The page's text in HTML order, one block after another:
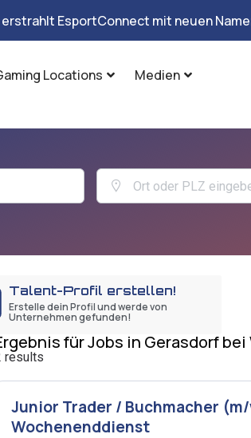
erstrahlt EsportConnect mit neuen
Locations Medien
Talent-Profil erstellen!
Erstelle dein Profil und werde von
Unternehmen gefunden!
für Jobs in Gerasdorf bei
results
Junior Trader / Buchmacher
Wochenenddienst